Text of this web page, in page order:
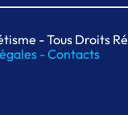
- Tous Droits
-Contacts